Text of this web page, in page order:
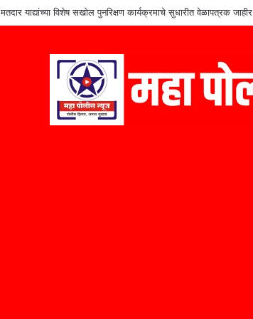
मतदार याद्यांच्या विशेष सखोल पुनरिक्षण कार्यक्रमाचे सुधारीत वेळापत्रक जाहीर